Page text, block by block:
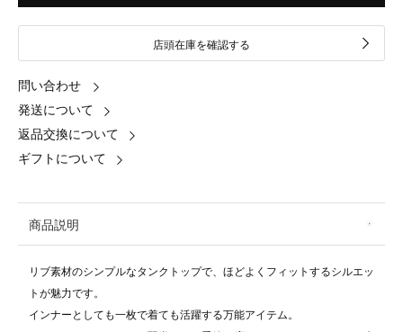
店頭在庫を確認する
問い合わせ
発送について
返品交換について
ギフトについて
商品説明
リブ素材のシンプルなタンクトップで、ほどよくフィットするシルエッ
トが魅力です。
インナーとしても一枚で着ても活躍する万能アイテム。